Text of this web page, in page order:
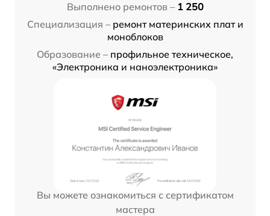
Выполнено ремонтов – 1 250
Специализация – ремонт материнских плат и
моноблоков
Образование – профильное техническое,
«Электроника и наноэлектроника»
Вы можете ознакомиться с сертификатом
мастера